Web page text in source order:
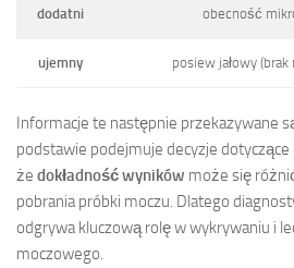
dodatni obecność
ujemny posiew jałowy
Informacje te następnie przekazywane
podstawie podejmuje decyzje
że dokładność wyników może się
pobrania próbki moczu. Dlatego
odgrywa kluczową rolę w wykrywaniu i
moczowego.